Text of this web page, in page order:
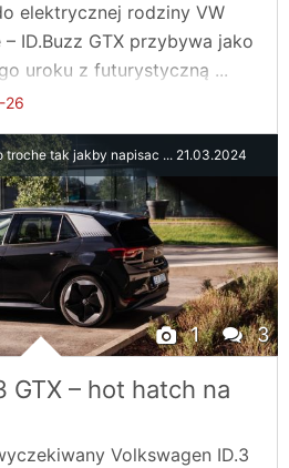
elektrycznej rodziny VW
ID.Buzz GTX przybywa jako
uroku z futurystyczną ...
26
1 3
troche tak jakby napisac ... 21.03.2024
GTX – hot hatch na
Volkswagen ID.3